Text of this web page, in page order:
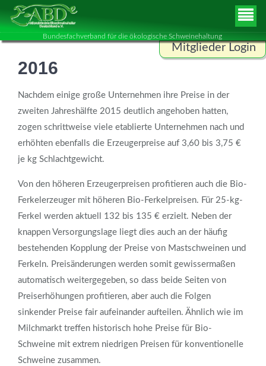
Bundesfachverband für die ökologische Schweinehaltung
Mitglieder Login
2016
Nachdem einige große Unternehmen ihre Preise in der
zweiten Jahreshälfte 2015 deutlich angehoben hatten,
zogen schrittweise viele etablierte Unternehmen nach und
erhöhten ebenfalls die Erzeugerpreise auf 3,60 bis 3,75 €
je kg Schlachtgewicht.
Von den höheren Erzeugerpreisen profitieren auch die Bio-
Ferkelerzeuger mit höheren Bio-Ferkelpreisen. Für 25-kg-
Ferkel werden aktuell 132 bis 135 € erzielt. Neben der
knappen Versorgungslage liegt dies auch an der häufig
bestehenden Kopplung der Preise von Mastschweinen und
Ferkeln. Preisänderungen werden somit gewissermaßen
automatisch weitergegeben, so dass beide Seiten von
Preiserhöhungen profitieren, aber auch die Folgen
sinkender Preise fair aufeinander aufteilen. Ähnlich wie im
Milchmarkt treffen historisch hohe Preise für Bio-
Schweine mit extrem niedrigen Preisen für konventionelle
Schweine zusammen.